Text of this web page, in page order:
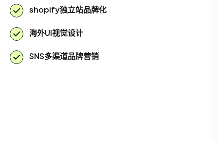
shopify独立站品牌化
海外UI视觉设计
SNS多渠道品牌营销